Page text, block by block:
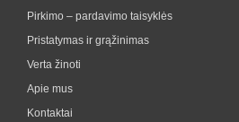
Pirkimo – pardavimo taisyklės
Pristatymas ir grąžinimas
Verta žinoti
Apie mus
Kontaktai